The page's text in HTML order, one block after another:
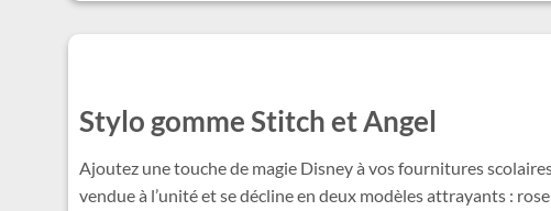
Stylo gomme Stitch et Angel
Ajoutez une touche de magie Disney à vos fournitures
vendue à l’unité et se décline en deux modèles attrayants :